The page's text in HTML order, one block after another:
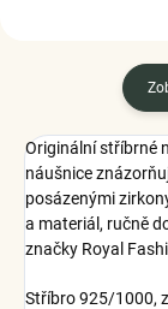
Originální stříbrné
náušnice
posázenými
a materiál, ručně
značky Royal
Stříbro 925/1000,